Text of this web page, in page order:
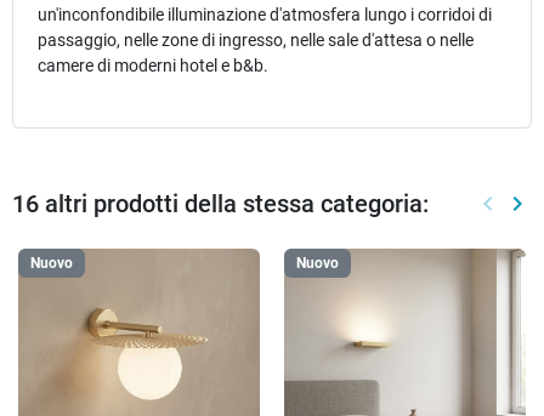
un'inconfondibile illuminazione d'atmosfera lungo i corridoi di
passaggio, nelle zone di ingresso, nelle sale d'attesa o nelle
camere di moderni hotel e b&b.
16 altri prodotti della stessa categoria: keyboard_arrow_left keyboard_arrow_right
Nuovo Nuovo